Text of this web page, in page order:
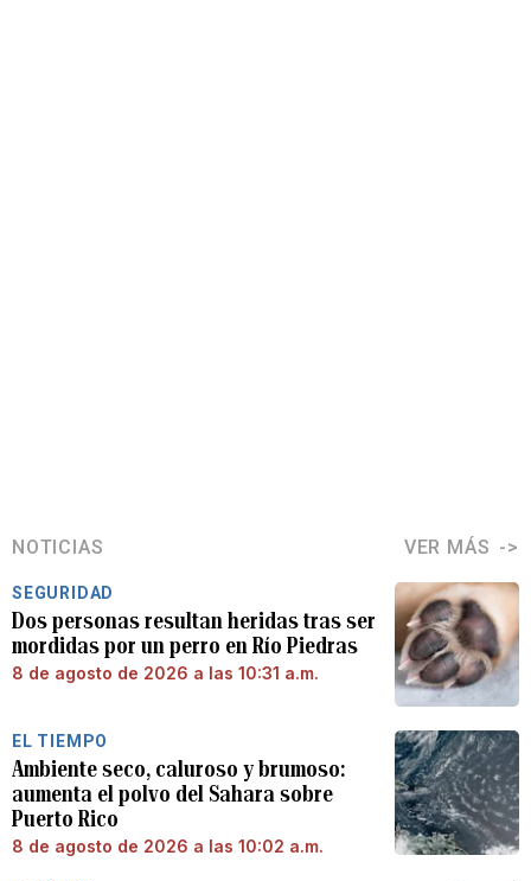
NOTICIAS VER MÁS
SEGURIDAD
Dos personas resultan heridas tras ser
mordidas por un perro en Río Piedras
8 de agosto de 2026 a las 10:31 a.m.
EL TIEMPO
Ambiente seco, caluroso y brumoso:
aumenta el polvo del Sahara sobre
Puerto Rico
8 de agosto de 2026 a las 10:02 a.m.